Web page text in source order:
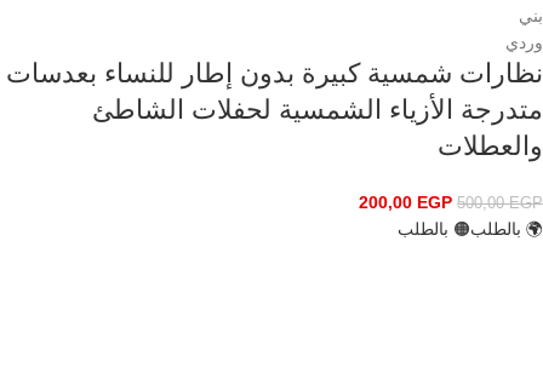
بني
وردي
نظارات شمسية كبيرة بدون إطار للنساء بعدسات
متدرجة الأزياء الشمسية لحفلات الشاطئ
والعطلات
500,00EGP
200,00 EGP
🌍 بالطلب🟠 بالطلب